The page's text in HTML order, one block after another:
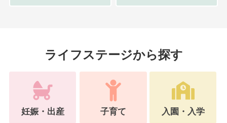
ライフステージから探す
妊娠・出産 子育て 入園・入学